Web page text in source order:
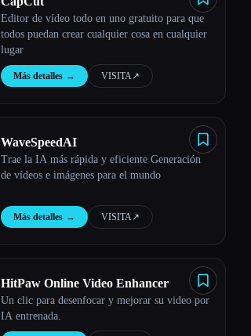
Editor de vídeo todo en uno gratuito para que
todos puedan crear cualquier cosa en cualquier
lugar
Más detalles → VISITA↗︎
WaveSpeedAI
Trae la IA más rápida y eficiente Generación
de vídeos e imágenes para el mundo
Más detalles → VISITA↗︎
HitPaw Online Video Enhancer
Un clic para desenfocar y mejorar su video por
IA entrenada.